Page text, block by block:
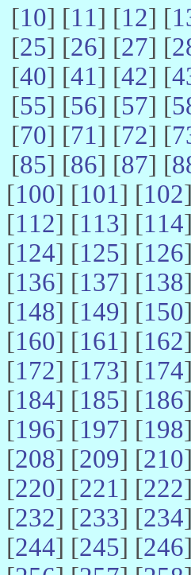
[10] [11] [12] [
[25] [26] [27] [
[40] [41] [42] [
[55] [56] [57] [
[70] [71] [72] [
[85] [86] [87] [
[100] [101] [102
[112] [113] [114
[124] [125] [126
[136] [137] [138
[148] [149] [150
[160] [161] [162
[172] [173] [174
[184] [185] [186
[196] [197] [198
[208] [209] [210
[220] [221] [222
[232] [233] [234
[244] [245] [246